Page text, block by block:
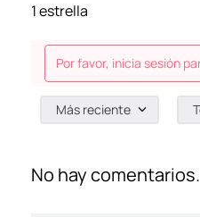
1 estrella
Por favor, inicia sesión
Más reciente
No hay comentarios.